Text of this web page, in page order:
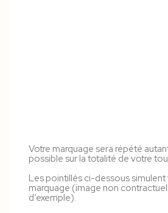
Votre marquage sera répété
possible sur la totalité de votre
Les pointillés ci-dessous
marquage (image non
d’exemple).